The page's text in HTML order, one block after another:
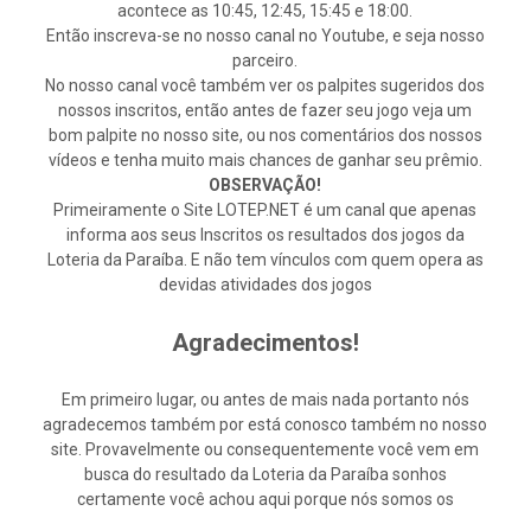
acontece as 10:45, 12:45, 15:45 e 18:00.
Então inscreva-se no nosso canal no Youtube, e seja nosso
parceiro.
No nosso canal você também ver os palpites sugeridos dos
nossos inscritos, então antes de fazer seu jogo veja um
bom palpite no nosso site, ou nos comentários dos nossos
vídeos e tenha muito mais chances de ganhar seu prêmio.
OBSERVAÇÃO!
Primeiramente o Site LOTEP.NET é um canal que apenas
informa aos seus Inscritos os resultados dos jogos da
Loteria da Paraíba. E não tem vínculos com quem opera as
devidas atividades dos jogos
Agradecimentos!
Em primeiro lugar, ou antes de mais nada portanto nós
agradecemos também por está conosco também no nosso
site. Provavelmente ou consequentemente você vem em
busca do resultado da Loteria da Paraíba sonhos
certamente você achou aqui porque nós somos os